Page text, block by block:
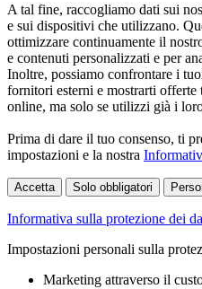
A tal fine, raccogliamo dati sui
e sui dispositivi che utilizzano.
ottimizzare continuamente il
e contenuti personalizzati e per
Inoltre, possiamo confrontare i
fornitori esterni e mostrarti
online, ma solo se utilizzi già i
Prima di dare il tuo consenso, ti
impostazioni e la nostra
Accetta Solo obbligatori
Informativa sulla protezione dei
Impostazioni personali sulla
Marketing attraverso il